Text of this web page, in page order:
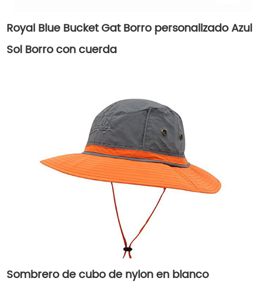
Royal Blue Bucket Gat Borro personalizado Azul
Sol Borro con cuerda
Sombrero de cubo de nylon en blanco